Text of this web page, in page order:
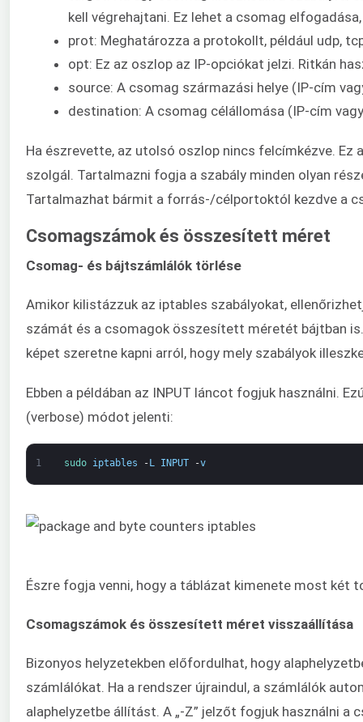
kell végrehajtani. Ez lehet a csomag
prot: Meghatározza a protokollt, például udp,
opt: Ez az oszlop az IP-opciókat jelzi. Ritkán
source: A csomag származási helye (IP-cím
destination: A csomag célállomása (IP-cím
Ha észrevette, az utolsó oszlop nincs felcímkézve. Ez
szolgál. Tartalmazni fogja a szabály minden olyan
Tartalmazhat bármit a forrás-/célportoktól kezdve a
Csomagszámok és összesített méret
Csomag- és bájtszámlálók törlése
Amikor kilistázzuk az iptables szabályokat,
számát és a csomagok összesített méretét bájtban
képet szeretne kapni arról, hogy mely szabályok
Ebben a példában az INPUT láncot fogjuk használni.
(verbose) módot jelenti:
1 sudo iptables - L INPUT -v
Észre fogja venni, hogy a táblázat kimenete most két
Csomagszámok és összesített méret visszaállítása
Bizonyos helyzetekben előfordulhat, hogy
számlálókat. Ha a rendszer újraindul, a számlálók
alaphelyzetbe állítást. A „-Z” jelzőt fogjuk használni